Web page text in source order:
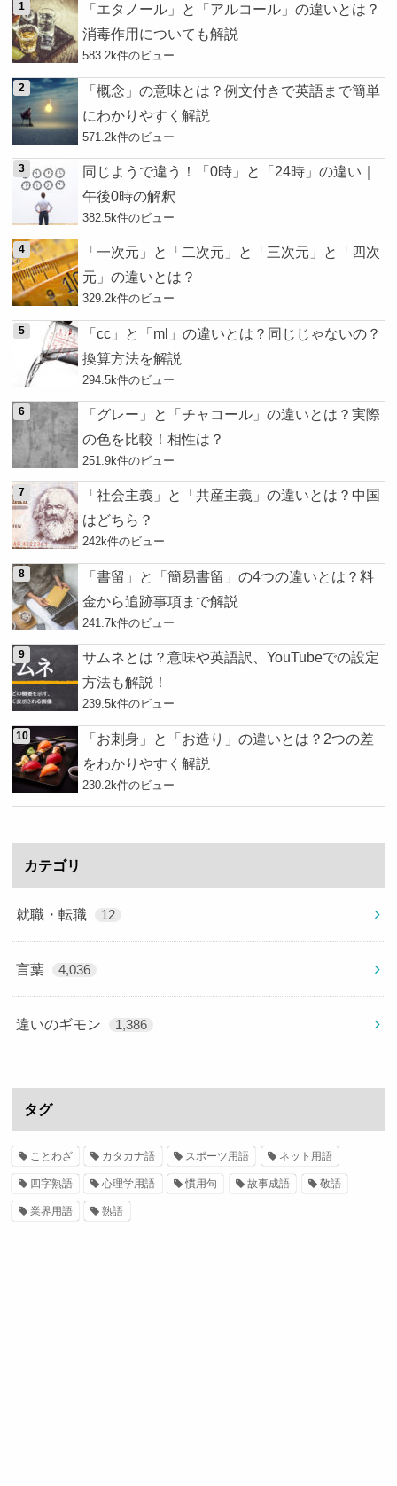
「エタノール」と「アルコール」の違いとは？
消毒作用についても解説
583.2k件のビュー
「概念」の意味とは？例文付きで英語まで簡単
にわかりやすく解説
571.2k件のビュー
同じようで違う！「0時」と「24時」の違い｜
午後0時の解釈
382.5k件のビュー
「一次元」と「二次元」と「三次元」と「四次
元」の違いとは？
329.2k件のビュー
「cc」と「ml」の違いとは？同じじゃないの？
換算方法を解説
294.5k件のビュー
「グレー」と「チャコール」の違いとは？実際
の色を比較！相性は？
251.9k件のビュー
「社会主義」と「共産主義」の違いとは？中国
はどちら？
242k件のビュー
「書留」と「簡易書留」の4つの違いとは？料
金から追跡事項まで解説
241.7k件のビュー
サムネとは？意味や英語訳、YouTubeでの設定
方法も解説！
239.5k件のビュー
「お刺身」と「お造り」の違いとは？2つの差
をわかりやすく解説
230.2k件のビュー
カテゴリ
就職・転職 12
言葉 4,036
違いのギモン 1,386
タグ
ことわざ カタカナ語 スポーツ用語 ネット用語
四字熟語 心理学用語 慣用句 故事成語 敬語
業界用語 熟語